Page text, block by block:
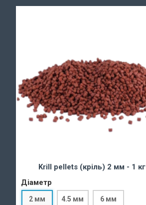
Krill pellets (кріль) 2 мм - 1 кг
Діаметр
2 мм 4.5 мм 6 мм